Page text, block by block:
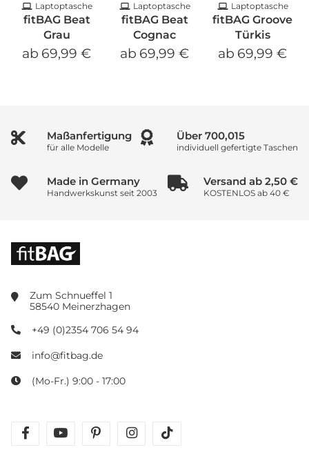
Laptoptasche
fitBAG Beat
Grau
ab 69,99 €
Laptoptasche
fitBAG Beat
Cognac
ab 69,99 €
Laptoptasche
fitBAG Groove
Türkis
ab 69,99 €
Maßanfertigung
für alle Modelle
Über 866,685
individuell gefertigte Taschen
Made in Germany
Handwerkskunst seit 2003
Versand ab 2,50 €
KOSTENLOS ab 40 €
Zum Schnueffel 1
58540 Meinerzhagen
+49 (0)2354 706 54 94
info@fitbag.de
(Mo-Fr.) 9:00 - 17:00
facebookyoutubepinterestinstagram